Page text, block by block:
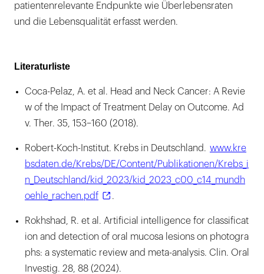
patientenrelevante Endpunkte wie Überlebensraten
und die Lebensqualität erfasst werden.
Literaturliste
Coca-Pelaz, A. et al. Head and Neck Cancer: A Revie
w of the Impact of Treatment Delay on Outcome. Ad
v. Ther. 35, 153–160 (2018).
Robert-Koch-Institut. Krebs in Deutschland. www.kre
bsdaten.de/Krebs/DE/Content/Publikationen/Krebs_i
n_Deutschland/kid_2023/kid_2023_c00_c14_mundh
oehle_rachen.pdf
.
Rokhshad, R. et al. Artificial intelligence for classificat
ion and detection of oral mucosa lesions on photogra
phs: a systematic review and meta-analysis. Clin. Oral
Investig. 28, 88 (2024).